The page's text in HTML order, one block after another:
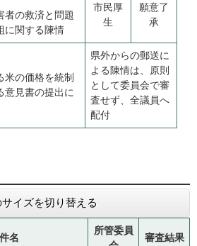
者の救済と問題
に関する陳情
市民厚
生
願意了
承
米の価格を統制
意見書の提出に
県外からの郵送に
よる陳情は、原則
として委員会で審
査せず、全議員へ
配付
イズを切り替える
件名
所管委員
審査結果